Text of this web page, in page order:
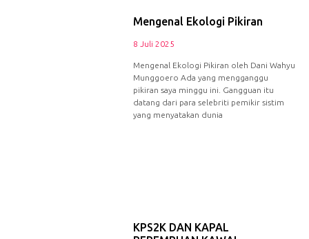
Mengenal Ekologi Pikiran
8 Juli 2025
Mengenal Ekologi Pikiran oleh Dani Wahyu
Munggoero Ada yang mengganggu
pikiran saya minggu ini. Gangguan itu
datang dari para selebriti pemikir sistim
yang menyatakan dunia
KPS2K DAN KAPAL